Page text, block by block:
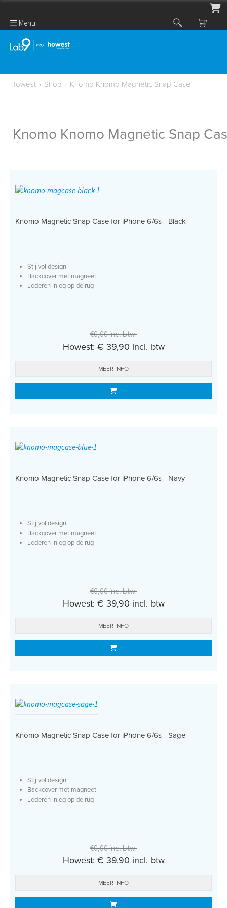
Menu
Howest › Shop › Knomo Knomo Magnetic Snap Case
Knomo Knomo Magnetic Snap
Knomo Magnetic Snap Case for iPhone 6/6s - Black
Stijlvol design
Backcover met magneet
Lederen inleg op de rug
€0,00 incl btw.
Howest: € 39,90 incl. btw
MEER INFO
Knomo Magnetic Snap Case for iPhone 6/6s - Navy
Stijlvol design
Backcover met magneet
Lederen inleg op de rug
€0,00 incl btw.
Howest: € 39,90 incl. btw
MEER INFO
Knomo Magnetic Snap Case for iPhone 6/6s - Sage
Stijlvol design
Backcover met magneet
Lederen inleg op de rug
€0,00 incl btw.
Howest: € 39,90 incl. btw
MEER INFO